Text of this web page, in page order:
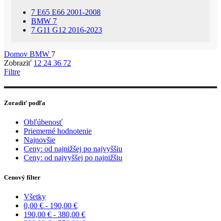
7 E65 E66 2001-2008
BMW 7
7 G11 G12 2016-2023
Domov BMW 7
Zobraziť 12 24 36 72
Filtre
Zoradiť podľa
Obľúbenosť
Priemerné hodnotenie
Najnovšie
Ceny: od najnižšej po najvyššiu
Ceny: od najvyššej po najnižšiu
Cenový filter
Všetky
0,00 € - 190,00 €
190,00 € - 380,00 €